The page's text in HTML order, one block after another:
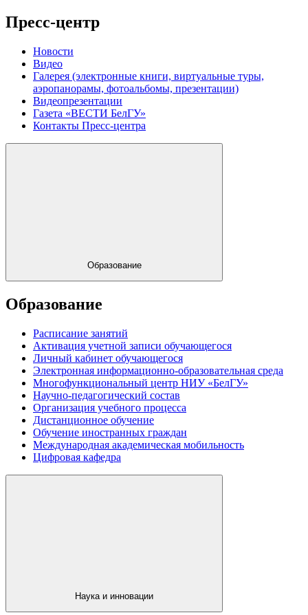
Пресс-центр
Новости
Видео
Галерея (электронные книги, виртуальные туры,
аэропанорамы, фотоальбомы, презентации)
Видеопрезентации
Газета «ВЕСТИ БелГУ»
Контакты Пресс-центра
Образование
Образование
Расписание занятий
Активация учетной записи обучающегося
Личный кабинет обучающегося
Электронная информационно-образовательная среда
Многофункциональный центр НИУ «БелГУ»
Научно-педагогический состав
Организация учебного процесса
Дистанционное обучение
Обучение иностранных граждан
Международная академическая мобильность
Цифровая кафедра
Наука и инновации